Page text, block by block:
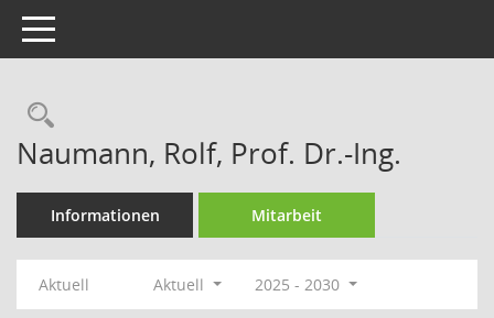
Toggle navigation
Rechercheauswahl
Naumann, Rolf, Prof. Dr.-Ing.
Informationen Mitarbeit
Aktuell Aktuell 2025 - 2030